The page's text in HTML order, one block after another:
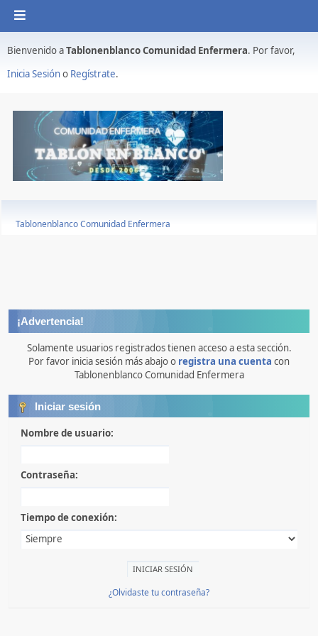
Bienvenido aTablonenblanco Comunidad Enfermera. Por favor,
Inicia Sesióno Regístrate.
Tablonenblanco Comunidad Enfermera
¡Advertencia!
Solamente usuarios registrados tienen acceso a esta sección.
Por favor inicia sesión más abajo o registra una cuenta con
Tablonenblanco Comunidad Enfermera
Iniciar sesión
Nombre de usuario:
Contraseña:
Tiempo de conexión:
¿Olvidaste tu contraseña?